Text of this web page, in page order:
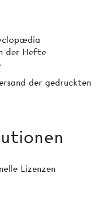
der Hefte
der gedruckten
Lizenzen